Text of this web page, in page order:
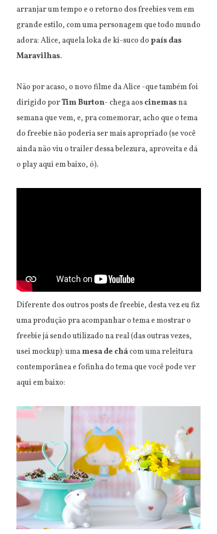
arranjar um tempo e o retorno dos freebies vem em
grande estilo, com uma personagem que todo mundo
adora: Alice, aquela loka de ki-suco do país das
Maravilhas.
Não por acaso, o novo filme da Alice -que também foi
dirigido porTim Burton- chega aoscinemasna
semana que vem, e, pra comemorar, acho que o tema
do freebie não poderia ser mais apropriado (se você
ainda não viu o trailer dessa belezura, aproveita e dá
o play aqui em baixo, ó).
Diferente dos outros posts de freebie, desta vez eu fiz
uma produção pra acompanhar o tema e mostrar o
freebie já sendo utilizado na real (das outras vezes,
usei mockup): umamesa de chácom uma releitura
contemporânea e fofinha do tema que você pode ver
aqui em baixo: